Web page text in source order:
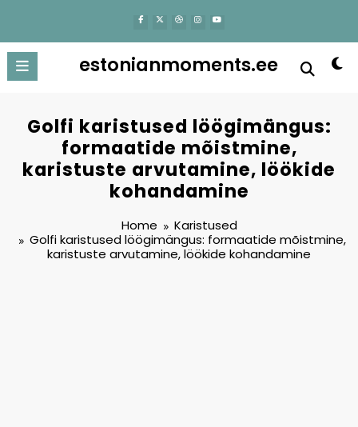
estonianmoments.ee
Golfi karistused löögimängus:
formaatide mõistmine,
karistuste arvutamine, löökide
kohandamine
Home
Karistused
Golfi karistused löögimängus: formaatide mõistmine,
karistuste arvutamine, löökide kohandamine